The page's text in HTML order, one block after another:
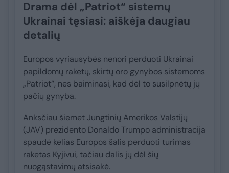
Drama dėl „Patriot“ sistemų
Ukrainai tęsiasi: aiškėja daugiau
detalių
Europos vyriausybės nenori perduoti Ukrainai
papildomų raketų, skirtų oro gynybos sistemoms
„Patriot“, nes baiminasi, kad dėl to susilpnėtų jų
pačių gynyba.
Anksčiau šiemet Jungtinių Amerikos Valstijų
(JAV) prezidento Donaldo Trumpo administracija
spaudė kelias Europos šalis perduoti turimas
raketas Kyjivui, tačiau dalis jų dėl šių
nuogąstavimų atsisakė.